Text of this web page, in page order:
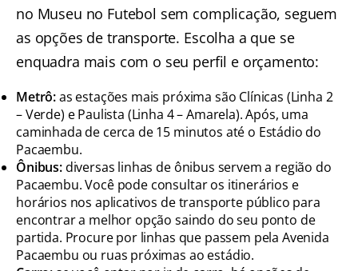
no Museu no Futebol sem complicação, seguem
as opções de transporte. Escolha a que se
enquadra mais com o seu perfil e orçamento:
Metrô:as estações mais próxima são Clínicas (Linha 2
– Verde) e Paulista (Linha 4 – Amarela). Após, uma
caminhada de cerca de 15 minutos até o Estádio do
Pacaembu.
Ônibus:diversas linhas de ônibus servem a região do
Pacaembu. Você pode consultar os itinerários e
horários nos aplicativos de transporte público para
encontrar a melhor opção saindo do seu ponto de
partida. Procure por linhas que passem pela Avenida
Pacaembu ou ruas próximas ao estádio.